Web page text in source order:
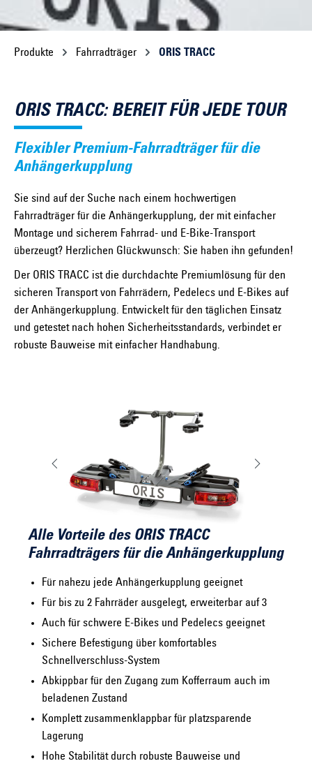
Produkte Fahrradträger ORIS TRACC
ORIS TRACC: BEREIT FÜR JEDE TOUR
Flexibler Premium-Fahrradträger für die
Anhängerkupplung
Sie sind auf der Suche nach einem hochwertigen
Fahrradträger für die Anhängerkupplung, der mit einfacher
Montage und sicherem Fahrrad- und E-Bike-Transport
überzeugt? Herzlichen Glückwunsch: Sie haben ihn gefunden!
Der ORIS TRACC ist die durchdachte Premiumlösung für den
sicheren Transport von Fahrrädern, Pedelecs und E-Bikes auf
der Anhängerkupplung. Entwickelt für den täglichen Einsatz
und getestet nach hohen Sicherheitsstandards, verbindet er
robuste Bauweise mit einfacher Handhabung.
Alle Vorteile des ORIS TRACC
Fahrradträgers für die Anhängerkupplung
Für nahezu jede Anhängerkupplung geeignet
Für bis zu 2 Fahrräder ausgelegt, erweiterbar auf 3
Auch für schwere E-Bikes und Pedelecs geeignet
Sichere Befestigung über komfortables
Schnellverschluss-System
Abkippbar für den Zugang zum Kofferraum auch im
beladenen Zustand
Komplett zusammenklappbar für platzsparende
Lagerung
Hohe Stabilität durch robuste Bauweise und